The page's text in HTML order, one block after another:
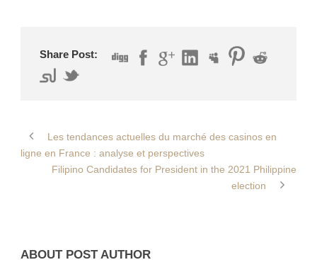
Share Post:
Les tendances actuelles du marché des casinos en
ligne en France : analyse et perspectives
Filipino Candidates for President in the 2021 Philippine
election
ABOUT POST AUTHOR